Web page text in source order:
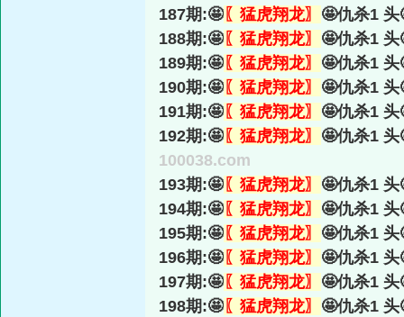
187期:🤩 〖猛虎翔龙〗 🤩仇杀1
188期:🤩 〖猛虎翔龙〗 🤩仇杀1
189期:🤩 〖猛虎翔龙〗 🤩仇杀1
190期:🤩 〖猛虎翔龙〗 🤩仇杀1
191期:🤩 〖猛虎翔龙〗 🤩仇杀1
192期:🤩 〖猛虎翔龙〗 🤩仇杀1
100038.com
193期:🤩 〖猛虎翔龙〗 🤩仇杀1
194期:🤩 〖猛虎翔龙〗 🤩仇杀1
195期:🤩 〖猛虎翔龙〗 🤩仇杀1
196期:🤩 〖猛虎翔龙〗 🤩仇杀1
197期:🤩 〖猛虎翔龙〗 🤩仇杀1
198期:🤩 〖猛虎翔龙〗 🤩仇杀1